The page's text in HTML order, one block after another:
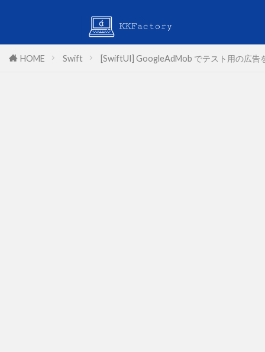
HOME Swift [SwiftUI] GoogleAdMob でテスト用の広告